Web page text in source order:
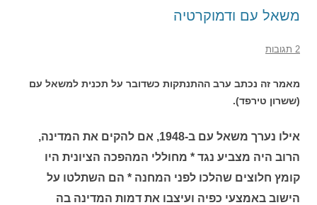
משאל עם ודמוקרטיה
2 תגובות
מאמר זה נכתב ערב ההתנתקות כשדובר על תכנית למשאל עם
(ששרון טירפד).
אילו נערך משאל עם ב-1948, אם להקים את המדינה,
הרוב היה מצביע נגד * מחוללי המהפכה הציונית היו
קומץ חלוצים שהלכו לפני המחנה * הם השתלטו על
הישוב באמצעי כפיה ועיצבו את דמות המדינה בה